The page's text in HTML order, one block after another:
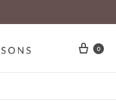
Cart
0